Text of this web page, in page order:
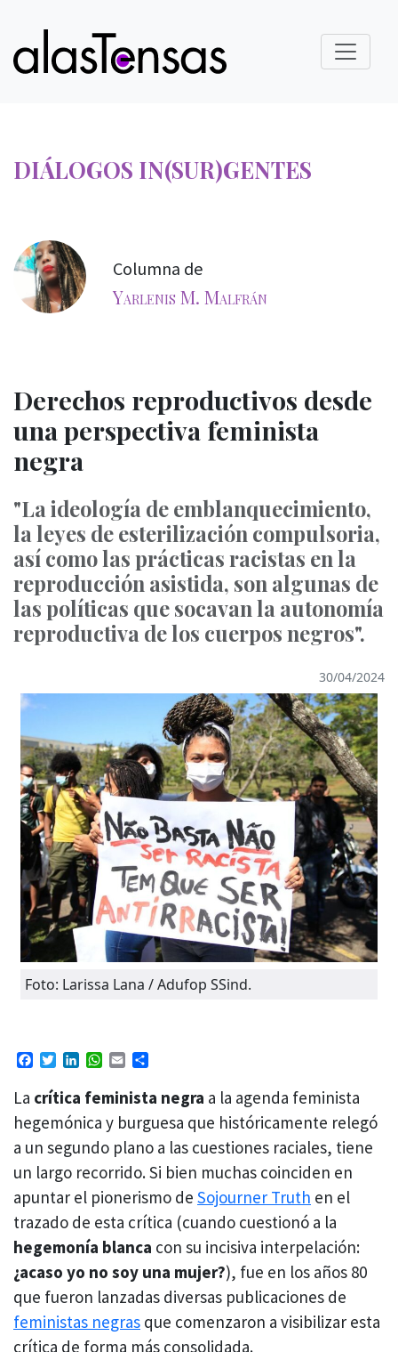
DIÁLOGOS IN(SUR)GENTES
Columna de
Yarlenis M. Malfrán
Derechos reproductivos desde
una perspectiva feminista
negra
"La ideología de emblanquecimiento,
la leyes de esterilización compulsoria,
así como las prácticas racistas en la
reproducción asistida, son algunas de
las políticas que socavan la autonomía
reproductiva de los cuerpos negros".
30/04/2024
Foto: Larissa Lana / Adufop SSind.
Facebook
TwitterLinkedIn
WhatsApp
Email
La crítica feminista negra a la agenda feminista
hegemónica y burguesa que históricamente relegó
a un segundo plano a las cuestiones raciales, tiene
un largo recorrido. Si bien muchas coinciden en
apuntar el pionerismo de Sojourner Truth en el
trazado de esta crítica (cuando cuestionó a la
hegemonía blanca con su incisiva interpelación:
¿acaso yo no soy una mujer?), fue en los años 80
que fueron lanzadas diversas publicaciones de
feministas negras que comenzaron a visibilizar esta
crítica de forma más consolidada.